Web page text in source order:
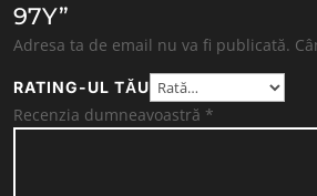
97Y”
Adresa ta de email nu va fi publicată.
RATING-UL TĂU
Recenzia dumneavoastră *